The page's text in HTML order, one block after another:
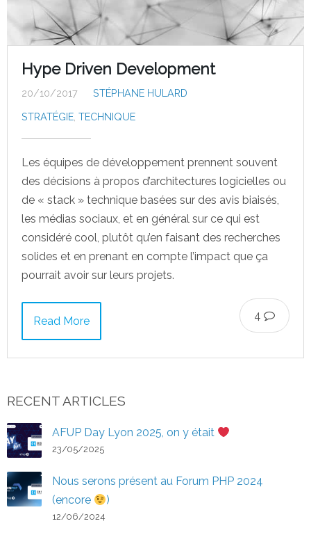
Hype Driven Development
20/10/2017
STÉPHANE HULARD
STRATÉGIE TECHNIQUE
Les équipes de développement prennent souvent
des décisions à propos d’architectures logicielles ou
de « stack » technique basées sur des avis biaisés,
les médias sociaux, et en général sur ce qui est
considéré cool, plutôt qu’en faisant des recherches
solides et en prenant en compte l’impact que ça
pourrait avoir sur leurs projets.
4
Read More
RECENT ARTICLES
AFUP Day Lyon 2025, on y était
23/05/2025
Nous serons présent au Forum PHP 2024
(encore
)
12/06/2024